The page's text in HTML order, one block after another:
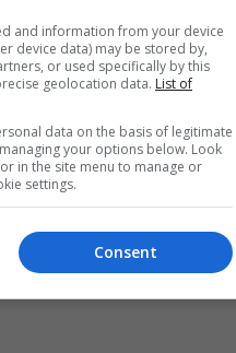
Përjetojeni Sunny Hill
2026 me energjinë e
and information from your device
device data) may be stored by,
or used specifically by this
geolocation data. List of
data on the basis of legitimate
your options below. Look
in the site menu to manage or
settings.
Consent